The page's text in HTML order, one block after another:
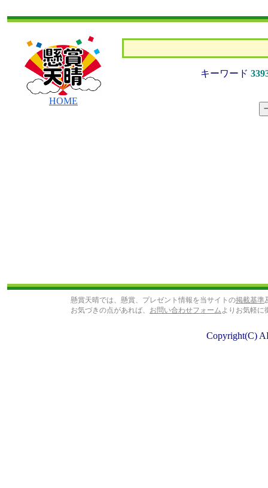
HOME
キーワード
懸賞天晴では、懸賞、プレゼント情報を当サイトの掲載基準
お気づきの点があれば、 お問い合わせフォームよりお気軽に
Copyright(C)